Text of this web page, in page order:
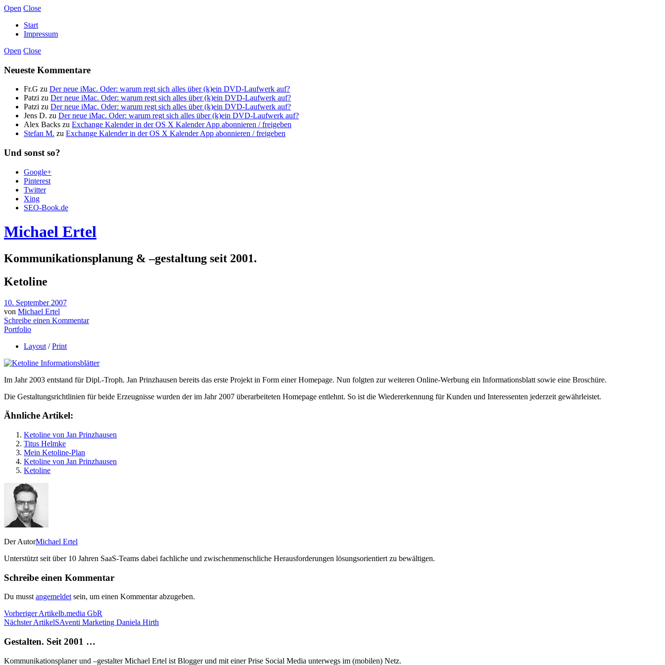
Open Close
Start
Impressum
Open Close
Neueste Kommentare
Fr.G zu Der neue iMac. Oder: warum regt sich alles über (k)ein DVD-Laufwerk auf?
Patzi zu Der neue iMac. Oder: warum regt sich alles über (k)ein DVD-Laufwerk auf?
Patzi zu Der neue iMac. Oder: warum regt sich alles über (k)ein DVD-Laufwerk auf?
Jens D. zu Der neue iMac. Oder: warum regt sich alles über (k)ein DVD-Laufwerk auf?
Alex Backs zu Exchange Kalender in der OS X Kalender App abonnieren / freigeben
Stefan M. zu Exchange Kalender in der OS X Kalender App abonnieren / freigeben
Und sonst so?
Google+
Pinterest
Twitter
Xing
SEO-Book.de
Michael Ertel
Kommunikationsplanung & –gestaltung seit 2001.
Ketoline
10. September 2007
von Michael Ertel
Schreibe einen Kommentar
Portfolio
Layout /Print
Im Jahr 2003 entstand für Dipl.-Troph. Jan Prinzhausen bereits das erste Projekt in Form einer Homepage. Nun folgten zur weiteren Online-Werbung ein Informationsblatt sowie eine Broschüre.
Die Gestaltungsrichtlinien für beide Erzeugnisse wurden der im Jahr 2007 überarbeiteten Homepage entlehnt. So ist die Wiedererkennung für Kunden und Interessenten jederzeit gewährleistet.
Ähnliche Artikel:
Ketoline von Jan Prinzhausen
Titus Helmke
Mein Ketoline-Plan
Ketoline von Jan Prinzhausen
Ketoline
Der AutorMichael Ertel
Unterstützt seit über 10 Jahren SaaS-Teams dabei fachliche und zwischenmenschliche Herausforderungen lösungsorientiert zu bewältigen.
Schreibe einen Kommentar
Du musstangemeldetsein, um einen Kommentar abzugeben.
Vorheriger Artikelb.media GbR
Nächster ArtikelSAventi Marketing Daniela Hirth
Gestalten. Seit 2001 …
Kommunikationsplaner und –gestalter Michael Ertel ist Blogger und mit einer Prise Social Media unterwegs im (mobilen) Netz.